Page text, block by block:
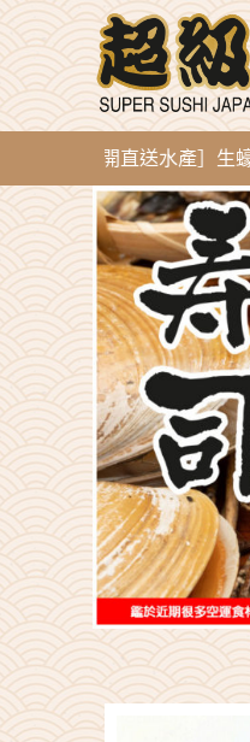
即開直送水產］生蠔 - 日本